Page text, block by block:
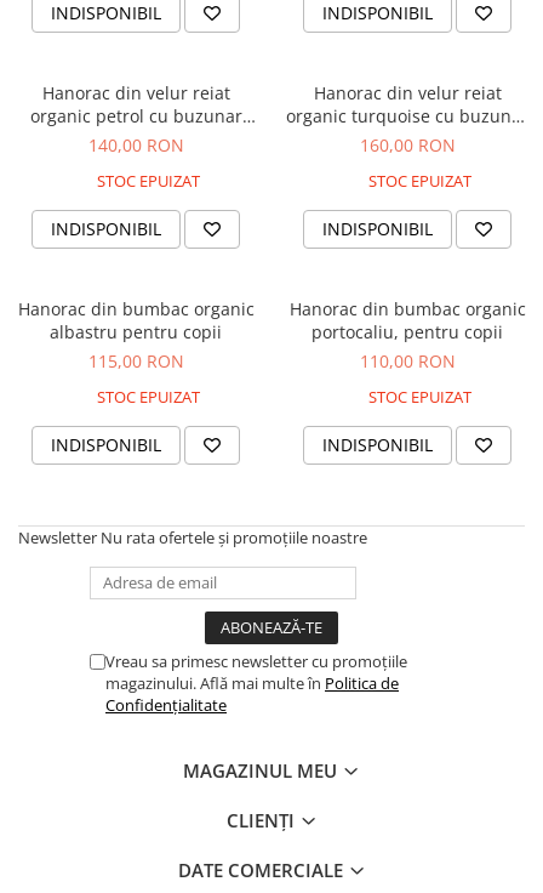
INDISPONIBIL INDISPONIBIL
Hanorac din velur reiat
organic petrol cu buzunar
frontal maro, pentru băieți
140,00 RON
STOC EPUIZAT
INDISPONIBIL
Hanorac din velur reiat
organic turquoise cu buzunar
frontal gri, pentru băieți, 7
160,00 RON
STOC EPUIZAT
INDISPONIBIL
Hanorac din bumbac organic
albastru pentru copii
115,00 RON
STOC EPUIZAT
INDISPONIBIL
Hanorac din bumbac organic
portocaliu, pentru copii
110,00 RON
STOC EPUIZAT
INDISPONIBIL
Newsletter Nu rata ofertele și promoțiile noastre
Vreau sa primesc newsletter cu promoțiile
magazinului. Află mai multe în Politica de
Confidențialitate
MAGAZINUL MEU
CLIENȚI
DATE COMERCIALE